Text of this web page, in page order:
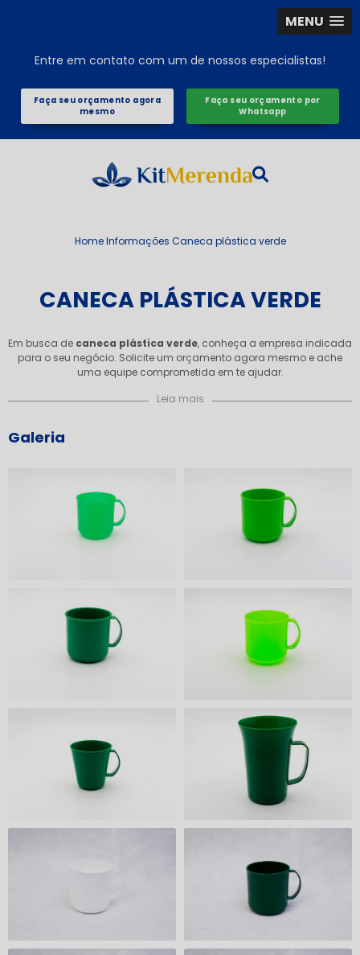
MENU
Entre em contato com um de nossos especialistas!
Faça seu orçamento agora
mesmo
Faça seu orçamento por
Whatsapp
Home Informações Caneca plástica verde
CANECA PLÁSTICA VERDE
Em busca de caneca plástica verde, conheça a empresa indicada
para o seu negócio. Solicite um orçamento agora mesmo e ache
uma equipe comprometida em te ajudar.
Leia mais
Galeria